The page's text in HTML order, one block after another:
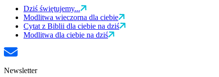
Dziś świętujemy...
Modlitwa wieczorna dla ciebie
Cytat z Biblii dla ciebie na dziś
Modlitwa dla ciebie na dziś
Newsletter